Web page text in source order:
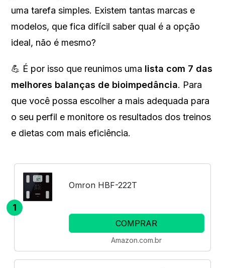
uma tarefa simples. Existem tantas marcas e
modelos, que fica difícil saber qual é a opção
ideal, não é mesmo?
💪 É por isso que reunimos uma lista com 7 das
melhores balanças de bioimpedância. Para
que você possa escolher a mais adequada para
o seu perfil e monitore os resultados dos treinos
e dietas com mais eficiência.
1
Omron HBF-222T
COMPRAR
Amazon.com.br